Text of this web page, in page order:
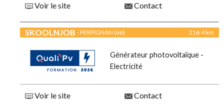
Voir le site Contact
SKOOLNJOB - PERPIGNAN (66) 216.4 km
Générateur photovoltaïque -
Electricité
Voir le site Contact